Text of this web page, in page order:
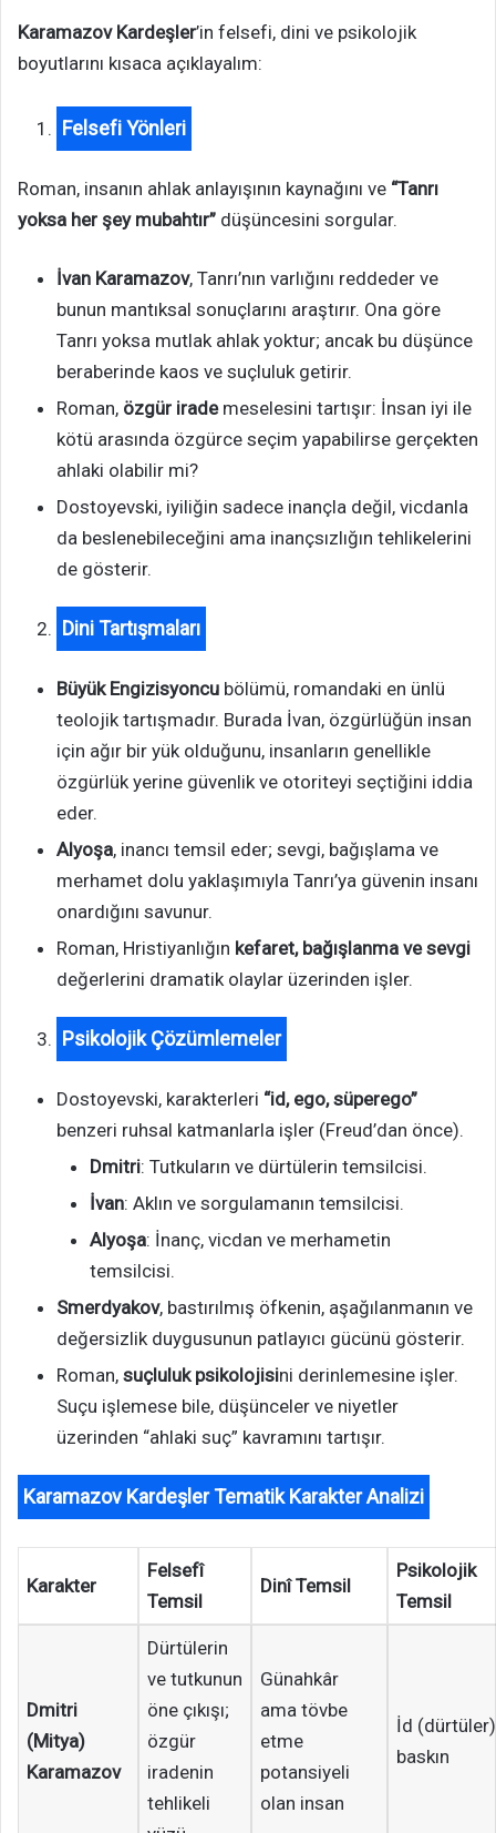
Karamazov Kardeşler’in felsefi, dini ve psikolojik
boyutlarını kısaca açıklayalım:
Felsefi Yönleri
Roman, insanın ahlak anlayışının kaynağını ve “Tanrı
yoksa her şey mubahtır” düşüncesini sorgular.
İvan Karamazov, Tanrı’nın varlığını reddeder ve
bunun mantıksal sonuçlarını araştırır. Ona göre
Tanrı yoksa mutlak ahlak yoktur; ancak bu düşünce
beraberinde kaos ve suçluluk getirir.
Roman, özgür irademeselesini tartışır: İnsan iyi ile
kötü arasında özgürce seçim yapabilirse gerçekten
ahlaki olabilir mi?
Dostoyevski, iyiliğin sadece inançla değil, vicdanla
da beslenebileceğini ama inançsızlığın tehlikelerini
de gösterir.
Dini Tartışmaları
Büyük Engizisyoncu bölümü, romandaki en ünlü
teolojik tartışmadır. Burada İvan, özgürlüğün insan
için ağır bir yük olduğunu, insanların genellikle
özgürlük yerine güvenlik ve otoriteyi seçtiğini iddia
eder.
Alyoşa, inancı temsil eder; sevgi, bağışlama ve
merhamet dolu yaklaşımıyla Tanrı’ya güvenin insanı
onardığını savunur.
Roman, Hristiyanlığın kefaret, bağışlanma ve sevgi
değerlerini dramatik olaylar üzerinden işler.
Psikolojik Çözümlemeler
Dostoyevski, karakterleri “id, ego, süperego”
benzeri ruhsal katmanlarla işler (Freud’dan önce).
Dmitri: Tutkuların ve dürtülerin temsilcisi.
İvan: Aklın ve sorgulamanın temsilcisi.
Alyoşa: İnanç, vicdan ve merhametin
temsilcisi.
Smerdyakov, bastırılmış öfkenin, aşağılanmanın ve
değersizlik duygusunun patlayıcı gücünü gösterir.
Roman, suçluluk psikolojisini derinlemesine işler.
Suçu işlemese bile, düşünceler ve niyetler
üzerinden “ahlaki suç” kavramını tartışır.
Karamazov Kardeşler Tematik Karakter Analizi
Karakter
Felsefî
Temsil
Dinî Temsil
Psikolojik
Temsil
Dmitri
(Mitya)
Karamazov
Dürtülerin
ve tutkunun
öne çıkışı;
özgür
iradenin
tehlikeli
Günahkâr
ama tövbe
etme
potansiyeli
olan insan
İd (dürtüler)
baskın